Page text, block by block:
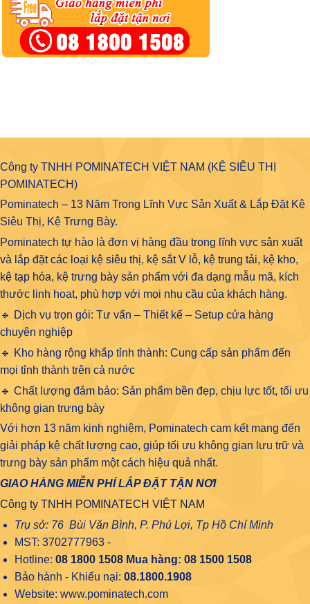
Công ty TNHH POMINATECH VIỆT NAM (KỆ SIÊU THỊ
POMINATECH)
Pominatech – 13 Năm Trong Lĩnh Vực Sản Xuất & Lắp Đặt Kệ
Siêu Thị, Kệ Trưng Bày.
Pominatech tự hào là đơn vị hàng đầu trong lĩnh vực sản xuất
và lắp đặt các loại kệ siêu thị, kệ sắt V lỗ, kệ trung tải, kệ kho,
kệ tạp hóa, kệ trưng bày sản phẩm với đa dạng mẫu mã, kích
thước linh hoạt, phù hợp với mọi nhu cầu của khách hàng.
🔹 Dịch vụ trọn gói: Tư vấn – Thiết kế – Setup cửa hàng
chuyên nghiệp
🔹 Kho hàng rộng khắp tỉnh thành: Cung cấp sản phẩm đến
mọi tỉnh thành trên cả nước
🔹 Chất lượng đảm bảo: Sản phẩm bền đẹp, chịu lực tốt, tối ưu
không gian trưng bày
Với hơn 13 năm kinh nghiệm, Pominatech cam kết mang đến
giải pháp kệ chất lượng cao, giúp tối ưu không gian lưu trữ và
trưng bày sản phẩm một cách hiệu quả nhất.
GIAO HÀNG MIỄN PHÍ LẮP ĐẶT TẬN NƠI
Công ty TNHH POMINATECH VIỆT NAM
Trụ sở: 76 Bùi Văn Bình, P. Phú Lợi, Tp Hồ Chí Minh
MST: 3702777963 -
Hotline: 08 1800 1508Mua hàng: 08 1500 1508
Bảo hành - Khiếu nại: 08.1800.1908
Website: www.pominatech.com